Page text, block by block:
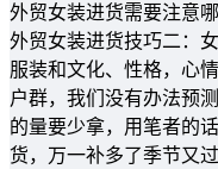
外贸女装进货需要注意
外贸女装进货技巧二：
服装和文化、性格，心
户群，我们没有办法预
的量要少拿，用笔者的
货，万一补多了季节又